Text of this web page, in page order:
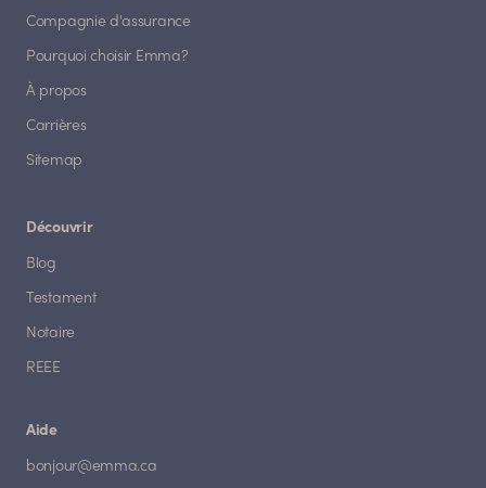
Compagnie d'assurance
Pourquoi choisir Emma?
À propos
Carrières
Sitemap
Découvrir
Blog
Testament
Notaire
REEE
Aide
bonjour@emma.ca